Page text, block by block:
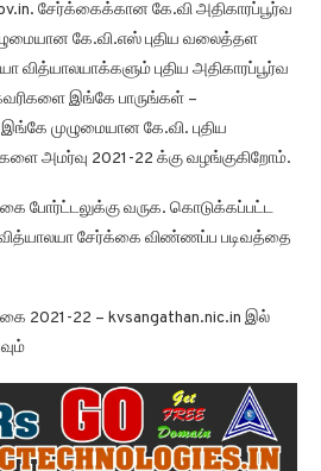
சேர்க்கைக்கான கே.வி அதிகாரப்பூர்வ
கே.வி.எஸ் புதிய வலைத்தள
வித்யாலயாக்களும் புதிய அதிகாரப்பூர்வ
இங்கே பாருங்கள் –
முழுமையான கே.வி. புதிய
அமர்வு 2021-22 க்கு வழங்குகிறோம்.
போர்ட்டலுக்கு வருக. கொடுக்கப்பட்ட
வித்யாலயா சேர்க்கை விண்ணப்ப படிவத்தை
2021-22 – kvsangathan.nic.in இல்